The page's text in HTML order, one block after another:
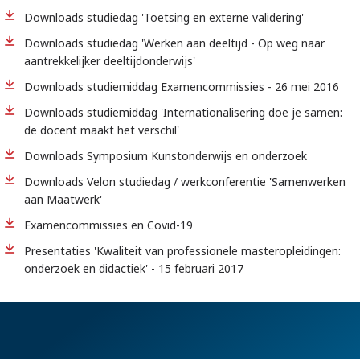
Downloads studiedag 'Toetsing en externe validering'
Downloads studiedag 'Werken aan deeltijd - Op weg naar
aantrekkelijker deeltijdonderwijs'
Downloads studiemiddag Examencommissies - 26 mei 2016
Downloads studiemiddag 'Internationalisering doe je samen:
de docent maakt het verschil'
Downloads Symposium Kunstonderwijs en onderzoek
Downloads Velon studiedag / werkconferentie 'Samenwerken
aan Maatwerk'
Examencommissies en Covid-19
Presentaties 'Kwaliteit van professionele masteropleidingen:
onderzoek en didactiek' - 15 februari 2017